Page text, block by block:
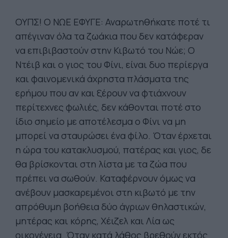
ΟΥΠΣ! Ο ΝΩΕ ΕΦΥΓΕ: Αναρωτηθήκατε ποτέ τι
απέγιναν όλα τα ζωάκια που δεν κατάφεραν
να επιβιβαστούν στην Κιβωτό του Νώε; Ο
Ντέιβ και ο γιος του Φίνι, είναι δυο περίεργα
και φαινομενικά άχρηστα πλάσματα της
ερήμου που αν και ξέρουν να φτιάχνουν
περίτεχνες φωλιές, δεν κάθονται ποτέ στο
ίδιο σημείο με αποτέλεσμα ο Φίνι να μη
μπορεί να σταυρώσει ένα φίλο. Όταν έρχεται
η ώρα του κατακλυσμού, πατέρας και γιος, δε
θα βρίσκονται στη λίστα με τα ζώα που
πρέπει να σωθούν. Καταφέρνουν όμως να
ανέβουν μασκαρεμένοι στη κιβωτό με την
απρόθυμη βοήθεια δύο άγριων θηλαστικών,
μητέρας και κόρης, Χέιζελ και Λία ως
οικογένεια. Όταν κατά λάθος βρεθούν εκτός